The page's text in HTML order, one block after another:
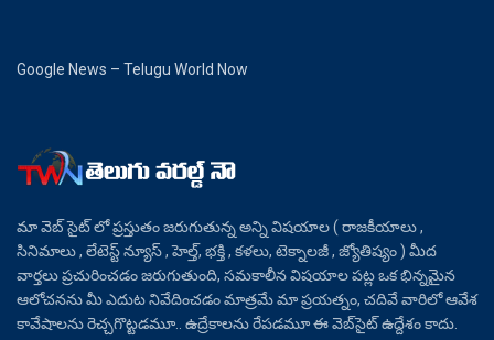
Google News – Telugu World Now
మా వెబ్ సైట్ లో ప్రస్తుతం జరుగుతున్న అన్ని విషయాల ( రాజకీయాలు ,
సినిమాలు , లేటెస్ట్ న్యూస్ , హెల్త్, భక్తి , కళలు, టెక్నాలజీ , జ్యోతిష్యం ) మీద
వార్తలు ప్రచురించడం జరుగుతుంది, సమకాలీన విషయాల పట్ల ఒక భిన్నమైన
ఆలోచనను మీ ఎదుట నివేదించడం మాత్రమే మా ప్రయత్నం, చదివే వారిలో ఆవేశ
కావేషాలను రెచ్చగొట్టడమూ.. ఉద్రేకాలను రేపడమూ ఈ వెబ్‌సైట్ ఉద్దేశం కాదు.